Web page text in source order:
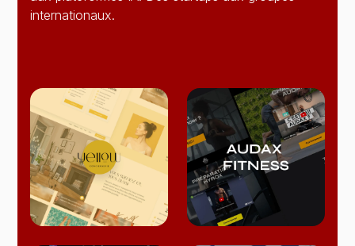
internationaux.